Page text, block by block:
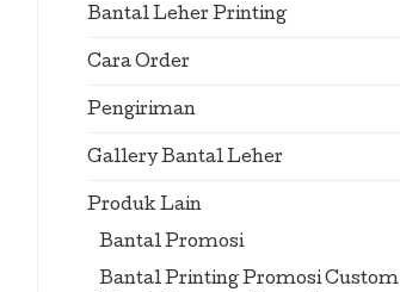
Bantal Leher Printing
Cara Order
Pengiriman
Gallery Bantal Leher
Produk Lain
Bantal Promosi
Bantal Printing Promosi Custom